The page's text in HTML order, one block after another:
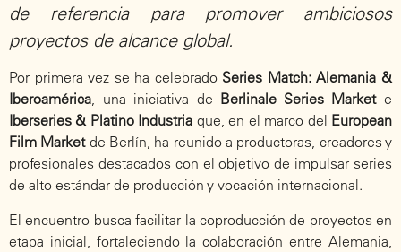
de referencia para promover ambiciosos
proyectos de alcance global.
Por primera vez se ha celebrado Series Match: Alemania &
Iberoamérica, una iniciativa de Berlinale Series Markete
Iberseries & Platino Industria que, en el marco del European
Film Marketde Berlín, ha reunido a productoras, creadores y
profesionales destacados con el objetivo de impulsar series
de alto estándar de producción y vocación internacional.
El encuentro busca facilitar la coproducción de proyectos en
etapa inicial, fortaleciendo la colaboración entre Alemania,